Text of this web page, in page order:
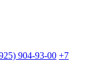
904-93-00 +7